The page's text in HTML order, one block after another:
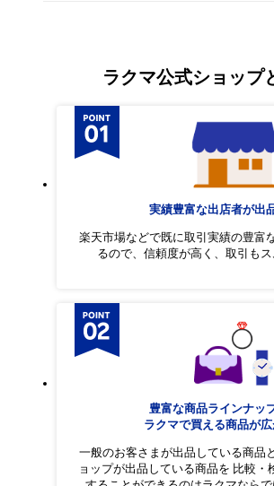
ラクマ公式ショップ
実績豊富な出店者が出
楽天市場などで既に取引実績の豊富
るので、信頼度が高く、取引もス
豊富な商品ラインナッ
ラクマで買える商品が広
一般のお客さまが出品している商品
ョップが出品している商品を 比較・